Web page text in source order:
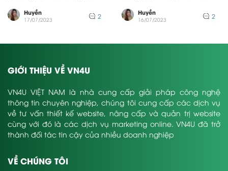
hiệu quả...
Huyền
17/07/2023 2
thiệu sản...
Huyền
16/07/2023 2
GIỚI THIỆU VỀ VN4U
VN4U VIỆT NAM là nhà cung cấp giải pháp công nghệ
thông tin chuyên nghiệp, chúng tôi cung cấp các dịch vụ
về tư vấn thiết kế website, nâng cấp và quản trị website
cùng với đó là các dịch vụ marketing online. VN4U đã trở
thành đối tác tin cậy của nhiều doanh nghiệp
VỀ CHÚNG TÔI